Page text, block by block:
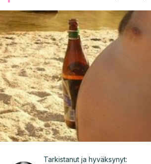
Tarkistanut ja hyväksynyt: